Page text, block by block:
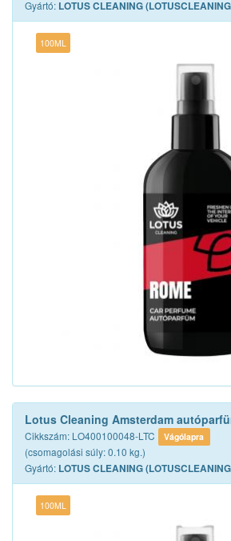
Gyártó: LOTUS CLEANING
100ML
Lotus Cleaning Amsterdam
Cikkszám: LO400100048-LTC Vágólapra
(csomagolási súly: 0.10 kg.)
Gyártó: LOTUS CLEANING
100ML